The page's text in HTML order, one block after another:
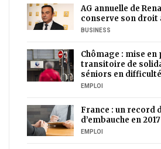
AG annuelle de
conserve son droit
BUSINESS
Chômage : mise
transitoire de
séniors en difficulté
EMPLOI
France : un record
d’embauche en 2017
EMPLOI